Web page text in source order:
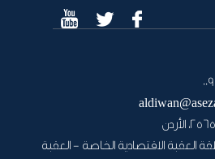
الاقتصادية الخاصة - العقبة